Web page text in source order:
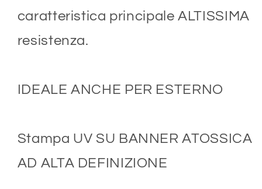
caratteristica principale ALTISSIMA
resistenza.
IDEALE ANCHE PER ESTERNO
Stampa UV SU BANNER ATOSSICA
AD ALTA DEFINIZIONE